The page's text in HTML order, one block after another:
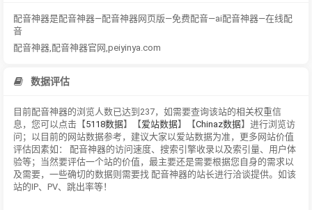
配音神器是配音神器—配音神器网页版—免费配音—ai配音神器—在线配
音
配音神器,配音神器官网,peiyinya.com
数据评估
目前配音神器的浏览人数已达到237，如需要查询该站的相关权重信
息，您可以点击【5118数据】【爱站数据】【Chinaz数据】进行浏览访
问；以目前的网站数据参考，建议大家以爱站数据为准，更多网站价值
评估因素如： 配音神器的访问速度、搜索引擎收录以及索引量、用户体
验等；当然要评估一个站的价值，最主要还是需要根据您自身的需求以
及需要，一些确切的数据则需要找 配音神器的站长进行洽谈提供。如该
站的IP、PV、跳出率等！